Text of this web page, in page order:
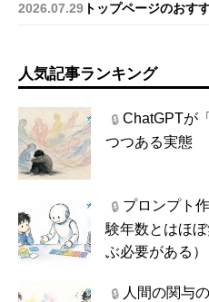
2026.07.29 トップページのおす
人気記事ランキング
🔒ChatGPTが
つつある実態
🔒プロンプト
験年数とはほ
ぶ必要がある）
🔒人間の関与